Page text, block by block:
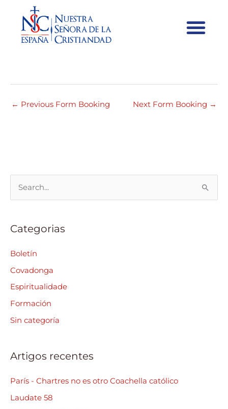
#35179 17:00 – 18:00 | Nossa
← Previous Form Booking Next Form Booking →
r
c
r
:
Categorias
Boletín
Covadonga
Espiritualidade
Formación
Sin categoría
Artigos recentes
París - Chartres no es otro Coachella católico
Laudate 58